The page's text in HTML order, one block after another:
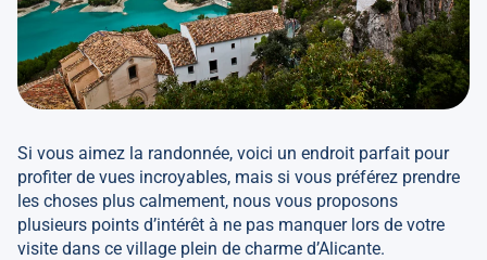
Si vous aimez la randonnée, voici un endroit parfait pour
profiter de vues incroyables, mais si vous préférez prendre
les choses plus calmement, nous vous proposons
plusieurs points d’intérêt à ne pas manquer lors de votre
visite dans ce village plein de charme d’Alicante.